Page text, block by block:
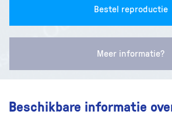
Bestel reproductie
Meer informatie?
Beschikbare informatie